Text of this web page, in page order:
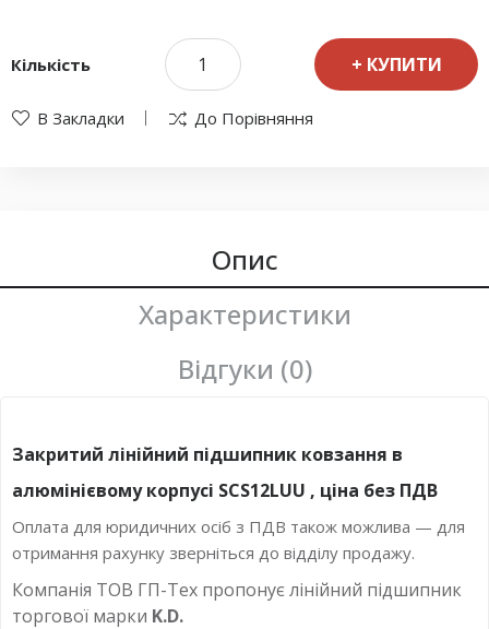
Кількість КУПИТИ
В Закладки До Порівняння
Опис
Характеристики
Відгуки (0)
Закритий лінійний підшипник ковзання в
алюмінієвому корпусі SCS12LUU , ціна без ПДВ
Оплата для юридичних осіб з ПДВ також можлива — для
отримання рахунку зверніться до відділу продажу.
Компанія ТОВ ГП-Тех пропонує лінійний підшипник
торгової марки K.D.